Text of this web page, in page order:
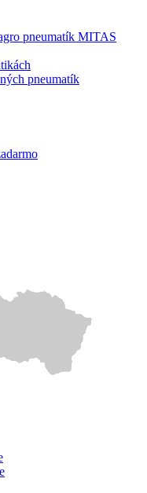
pneumatík MITAS
pneumatík